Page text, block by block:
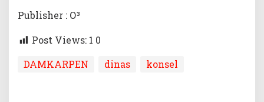
Publisher : O³
Post Views: 1 0
DAMKARPEN
dinas konsel